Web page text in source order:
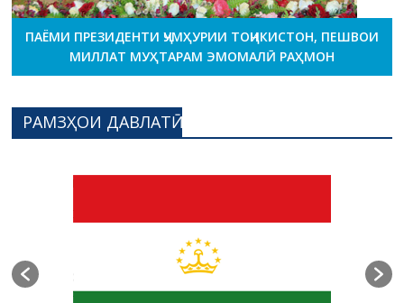
ПАЁМИ ПРЕЗИДЕНТИ ҶУМҲУРИИ ТОҶИКИСТОН, ПЕШВОИ
МИЛЛАТ МУҲТАРАМ ЭМОМАЛӢ РАҲМОН
РАМЗҲОИ ДАВЛАТӢ